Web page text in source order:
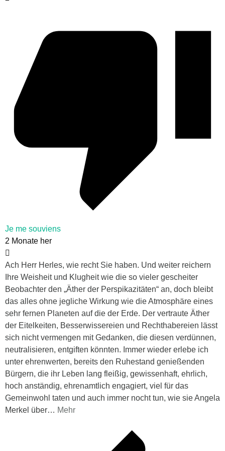
Je me souviens
2 Monate her
Ach Herr Herles, wie recht Sie haben. Und weiter reichern
Ihre Weisheit und Klugheit wie die so vieler gescheiter
Beobachter den „Äther der Perspikazitäten“ an, doch bleibt
das alles ohne jegliche Wirkung wie die Atmosphäre eines
sehr fernen Planeten auf die der Erde. Der vertraute Äther
der Eitelkeiten, Besserwissereien und Rechthabereien lässt
sich nicht vermengen mit Gedanken, die diesen verdünnen,
neutralisieren, entgiften könnten. Immer wieder erlebe ich
unter ehrenwerten, bereits den Ruhestand genießenden
Bürgern, die ihr Leben lang fleißig, gewissenhaft, ehrlich,
hoch anständig, ehrenamtlich engagiert, viel für das
Gemeinwohl taten und auch immer nocht tun, wie sie Angela
Merkel über… Mehr